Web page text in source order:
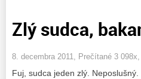
Zlý sudca,
8. decembra 2011, Prečítané 3 098x,
Fuj, sudca jeden zlý.